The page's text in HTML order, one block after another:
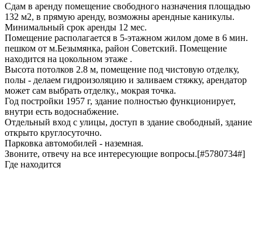
Сдам в аренду помещение свободного назначения площадью
132 м2, в прямую аренду, возможны арендные каникулы.
Минимальный срок аренды 12 мес.
Помещение располагается в 5-этажном жилом доме в 6 мин.
пешком от м.Безымянка, район Советский. Помещение
находится на цокольном этаже .
Высота потолков 2.8 м, помещение под чистовую отделку,
полы - делаем гидроизоляцию и заливаем стяжку, арендатор
может сам выбрать отделку., мокрая точка.
Год постройки 1957 г, здание полностью функционирует,
внутри есть водоснабжение.
Отдельный вход с улицы, доступ в здание свободный, здание
открыто круглосуточно.
Парковка автомобилей - наземная.
Звоните, отвечу на все интересующие вопросы.[#5780734#]
Где находится